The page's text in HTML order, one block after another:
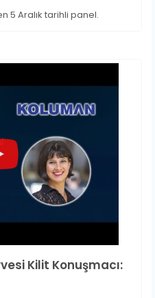
5 Aralık tarihli panel.
Kilit Konuşmacı: